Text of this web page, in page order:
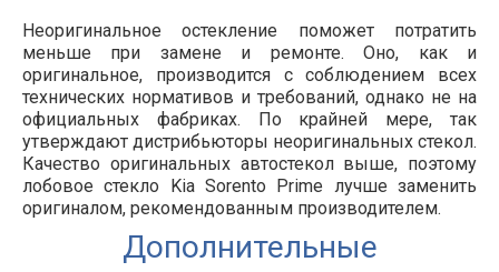
Неоригинальное остекление поможет потратить
меньше при замене и ремонте. Оно, как и
оригинальное, производится с соблюдением всех
технических нормативов и требований, однако не на
официальных фабриках. По крайней мере, так
утверждают дистрибьюторы неоригинальных стекол.
Качество оригинальных автостекол выше, поэтому
лобовое стекло Kia Sorento Prime лучше заменить
оригиналом, рекомендованным производителем.
Дополнительные